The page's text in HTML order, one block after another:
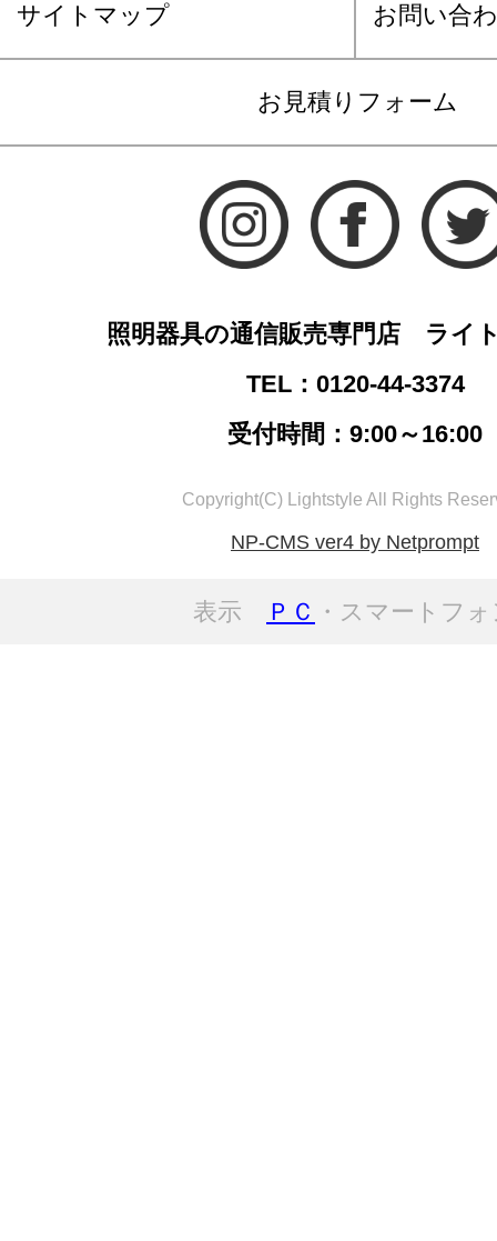
サイトマップ お問い合
お見積りフォーム
照明器具の通信販売専門店 ライ
TEL：0120-44-3374
受付時間：9:00～16:00
Copyright(C) Lightstyle All Rights
NP-CMS ver4 by Netprompt
表示 ＰＣ ・スマートフ